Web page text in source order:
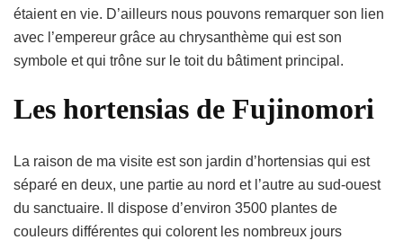
étaient en vie. D’ailleurs nous pouvons remarquer son lien
avec l’empereur grâce au chrysanthème qui est son
symbole et qui trône sur le toit du bâtiment principal.
Les hortensias de Fujinomori
La raison de ma visite est son jardin d’hortensias qui est
séparé en deux, une partie au nord et l’autre au sud-ouest
du sanctuaire. Il dispose d’environ 3500 plantes de
couleurs différentes qui colorent les nombreux jours